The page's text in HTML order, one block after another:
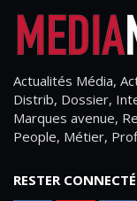
Actualités Média,
Distrib, Dossier,
Marques avenue,
People, Métier,
RESTER CONNECTÉ